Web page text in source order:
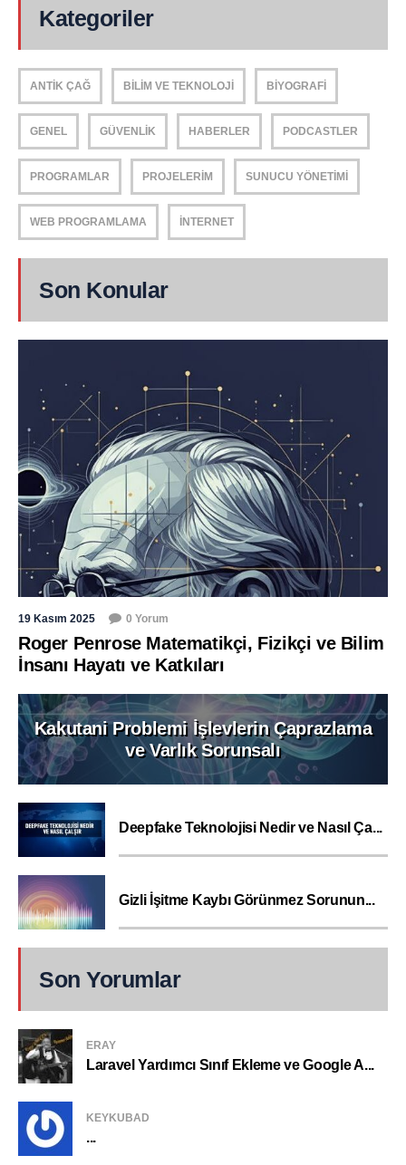
Kategoriler
ANTIK ÇAĞ BILIM VE TEKNOLOJI BIYOGRAFI
GENEL GÜVENLIK HABERLER PODCASTLER
PROGRAMLAR PROJELERIM SUNUCU YÖNETIMI
WEB PROGRAMLAMA İNTERNET
Son Konular
19 Kasım 2025 0 Yorum
Roger Penrose Matematikçi, Fizikçi ve Bilim
İnsanı Hayatı ve Katkıları
Kakutani Problemi İşlevlerin Çaprazlama
ve Varlık Sorunsalı
Deepfake Teknolojisi Nedir ve Nasıl Ça...
Gizli İşitme Kaybı Görünmez Sorunun...
Son Yorumlar
ERAY
Laravel Yardımcı Sınıf Ekleme ve Google A...
KEYKUBAD
...